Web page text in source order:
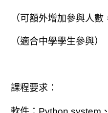
（可額外增加參與人數
（適合中學學生參與）
課程要求：